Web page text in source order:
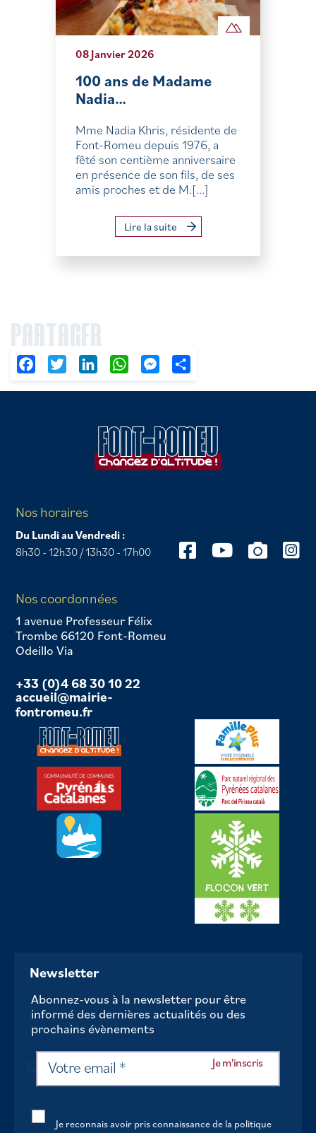
08 Janvier 2026
100 ans de Madame
Nadia…
Mme Nadia Khris, résidente de
Font-Romeu depuis 1976, a
fêté son centième anniversaire
en présence de son fils, de ses
amis proches et de M.[...]
Lire la suite
PARTAGER
FacebookTwitter LinkedIn WhatsAppMessenger
Nos horaires
Du Lundi au Vendredi :
8h30 - 12h30 / 13h30 - 17h00
Nos coordonnées
1 avenue Professeur Félix
Trombe 66120 Font-Romeu
Odeillo Via
+33 (0)4 68 30 10 22
accueil@mairie-
fontromeu.fr
Newsletter
Abonnez-vous à la newsletter pour être
informé des dernières actualités ou des
prochains évènements
Je reconnais avoir pris connaissance de la politique